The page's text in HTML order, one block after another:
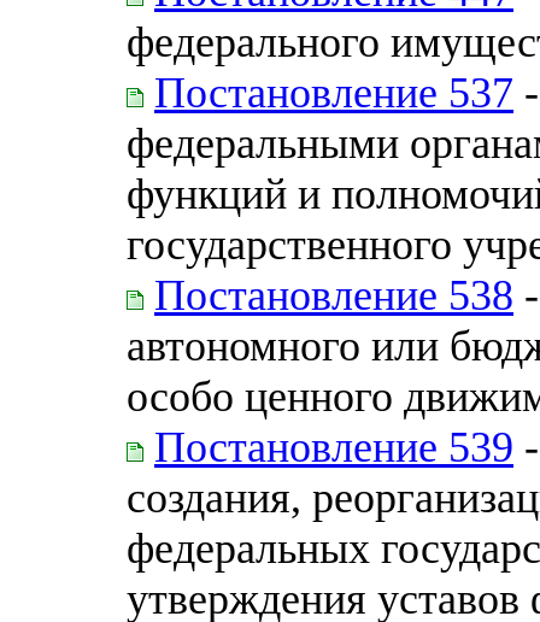
федерального
Постановление 537
федеральными
функций и
государственного
Постановление 538
автономного или
особо ценного
Постановление 539
создания,
федеральных
утверждения